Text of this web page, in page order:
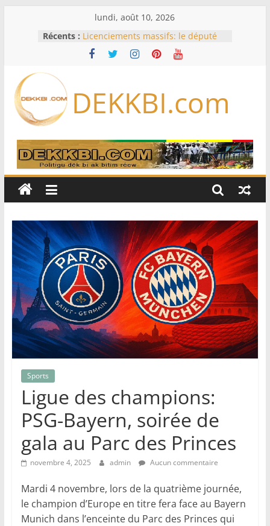
lundi, août 10, 2026
Récents : Licenciements massifs: le député
Mbaye DIONE interpelle le
gouvernement sur plus de 30 000
des exportations sénégalaises se
dessine
pouvoirs du Bureau
Opinion – Alioune Ndoye, maire du
Plateau : Le Parti socialiste n’est
pas à vendre
que les Etats-Unis acceptent
DEKKBI.com
Sports
Ligue des champions:
PSG-Bayern, soirée de
gala au Parc des Princes
novembre 4, 2025 admin Aucun commentaire
Mardi 4 novembre, lors de la quatrième journée,
le champion d’Europe en titre fera face au Bayern
Munich dans l’enceinte du Parc des Princes qui